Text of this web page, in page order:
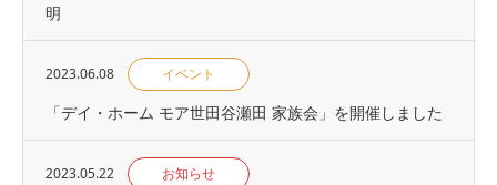
明
2023.06.08 イベント
「デイ・ホーム モア世田谷瀬田 家族会」を開催しました
2023.05.22 お知らせ